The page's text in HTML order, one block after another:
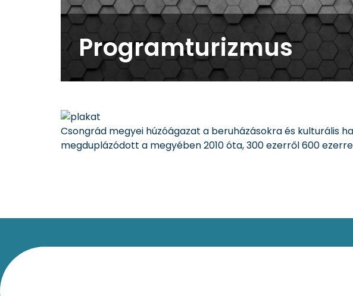
Programturizmus
Csongrád megyei húzóágazat a beruházásokra és kulturális
megduplázódott a megyében 2010 óta, 300 ezerről 600